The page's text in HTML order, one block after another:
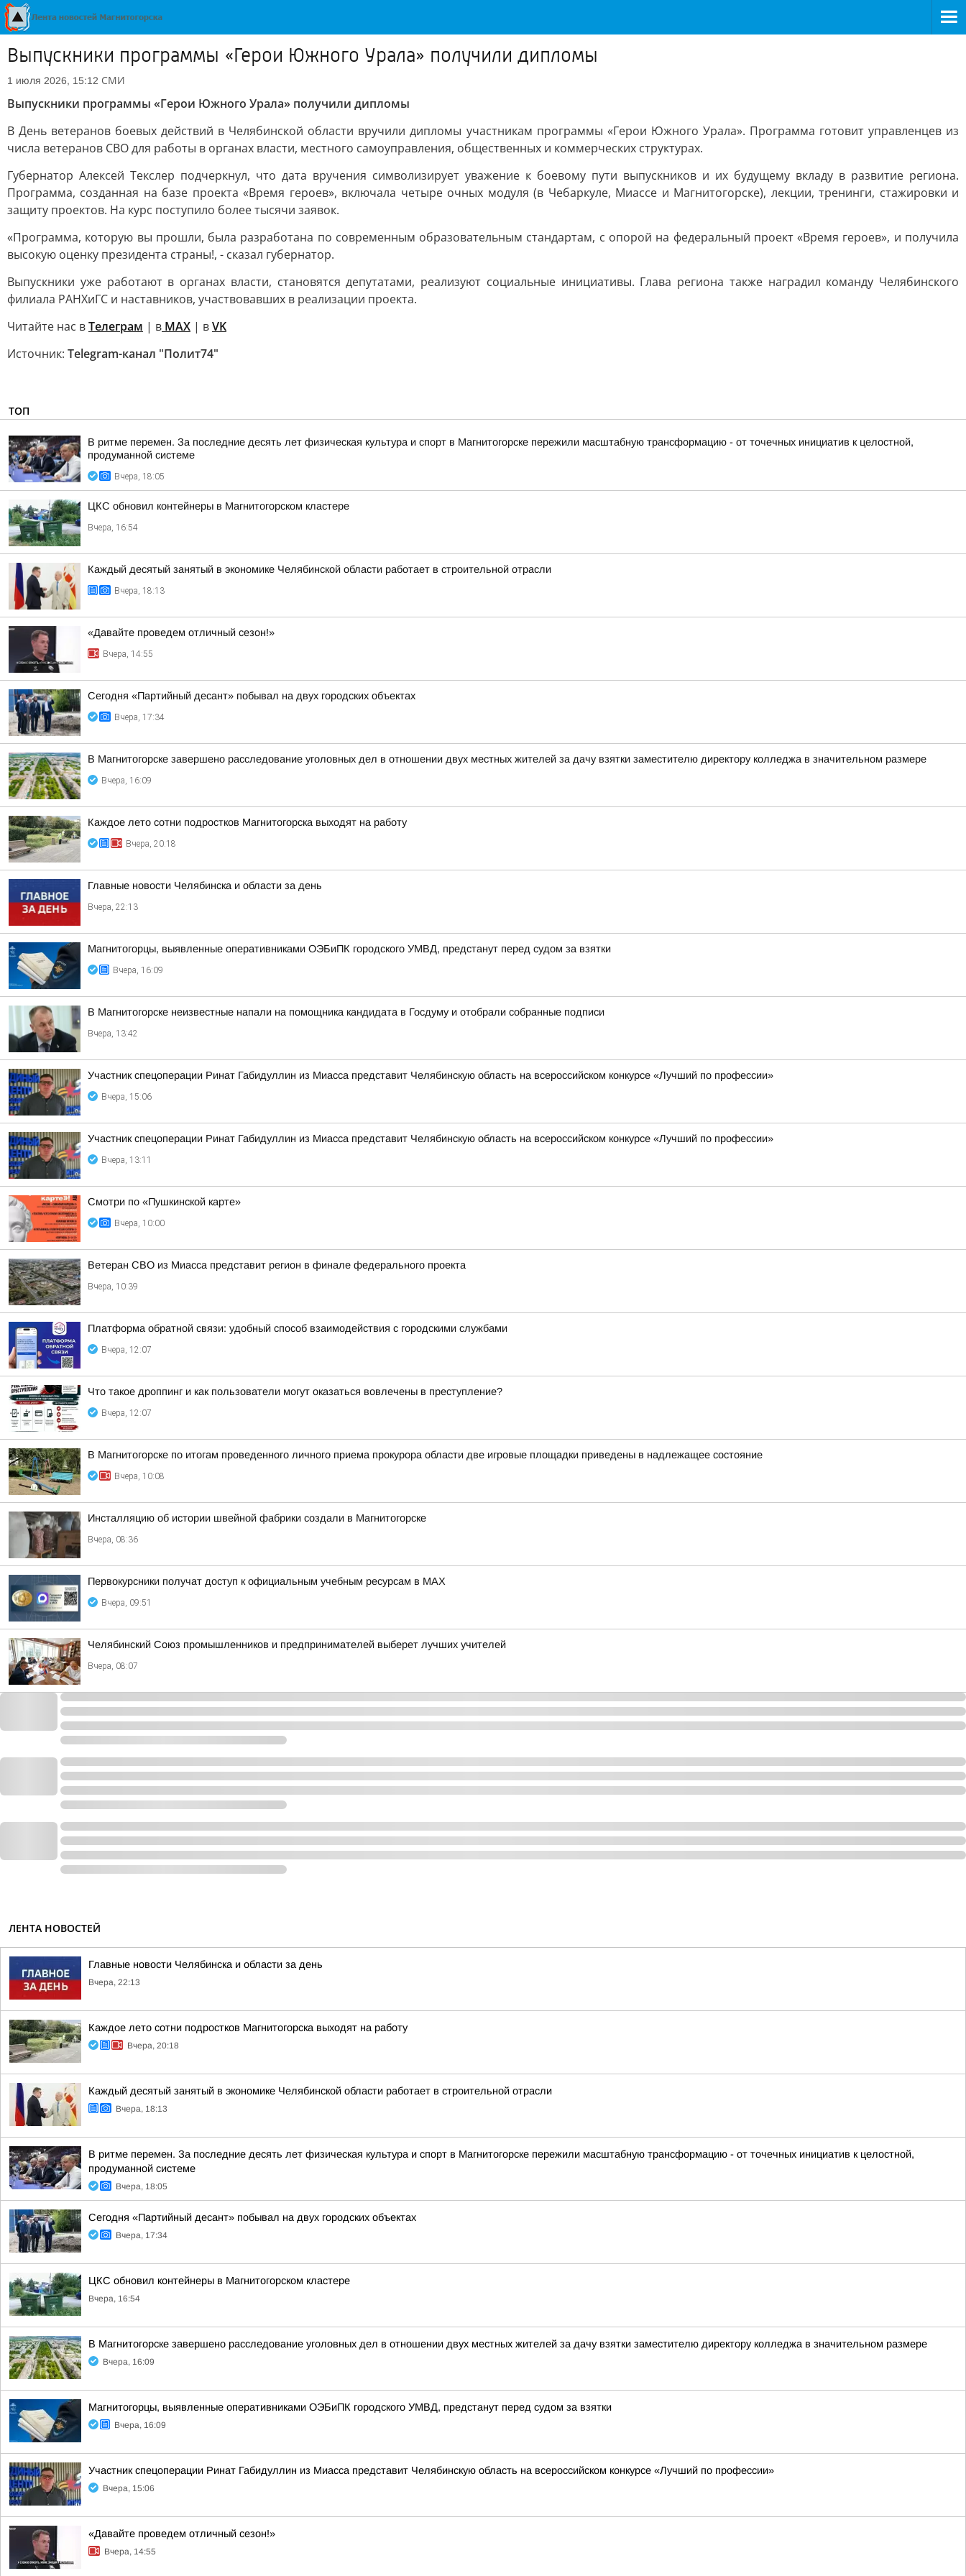
Выпускники программы «Герои Южного Урала» получили дипломы
1 июля 2026, 15:12 СМИ
Выпускники программы «Герои Южного Урала» получили дипломы
В День ветеранов боевых действий в Челябинской области вручили дипломы участникам программы «Герои Южного Урала». Программа готовит управленцев из
числа ветеранов СВО для работы в органах власти, местного самоуправления, общественных и коммерческих структурах.
Губернатор Алексей Текслер подчеркнул, что дата вручения символизирует уважение к боевому пути выпускников и их будущему вкладу в развитие региона.
Программа, созданная на базе проекта «Время героев», включала четыре очных модуля (в Чебаркуле, Миассе и Магнитогорске), лекции, тренинги, стажировки и
защиту проектов. На курс поступило более тысячи заявок.
«Программа, которую вы прошли, была разработана по современным образовательным стандартам, с опорой на федеральный проект «Время героев», и получила
высокую оценку президента страны!, - сказал губернатор.
Выпускники уже работают в органах власти, становятся депутатами, реализуют социальные инициативы. Глава региона также наградил команду Челябинского
филиала РАНХиГС и наставников, участвовавших в реализации проекта.
Читайте нас вТелеграм | в MAX | вVK
Источник: Telegram-канал "Полит74"
ТОП
В ритме перемен. За последние десять лет физическая культура и спорт в Магнитогорске пережили масштабную трансформацию - от точечных инициатив к целостной,
продуманной системе
Вчера, 18:05
ЦКС обновил контейнеры в Магнитогорском кластере
Вчера, 16:54
Каждый десятый занятый в экономике Челябинской области работает в строительной отрасли
Вчера, 18:13
«Давайте проведем отличный сезон!»
Вчера, 14:55
Сегодня «Партийный десант» побывал на двух городских объектах
Вчера, 17:34
В Магнитогорске завершено расследование уголовных дел в отношении двух местных жителей за дачу взятки заместителю директору колледжа в значительном размере
Вчера, 16:09
Каждое лето сотни подростков Магнитогорска выходят на работу
Вчера, 20:18
Главные новости Челябинска и области за день
Вчера, 22:13
Магнитогорцы, выявленные оперативниками ОЭБиПК городского УМВД, предстанут перед судом за взятки
Вчера, 16:09
В Магнитогорске неизвестные напали на помощника кандидата в Госдуму и отобрали собранные подписи
Вчера, 13:42
Участник спецоперации Ринат Габидуллин из Миасса представит Челябинскую область на всероссийском конкурсе «Лучший по профессии»
Вчера, 15:06
Участник спецоперации Ринат Габидуллин из Миасса представит Челябинскую область на всероссийском конкурсе «Лучший по профессии»
Вчера, 13:11
Смотри по «Пушкинской карте»
Вчера, 10:00
Ветеран СВО из Миасса представит регион в финале федерального проекта
Вчера, 10:39
Платформа обратной связи: удобный способ взаимодействия с городскими службами
Вчера, 12:07
Что такое дроппинг и как пользователи могут оказаться вовлечены в преступление?
Вчера, 12:07
В Магнитогорске по итогам проведенного личного приема прокурора области две игровые площадки приведены в надлежащее состояние
Вчера, 10:08
Инсталляцию об истории швейной фабрики создали в Магнитогорске
Вчера, 08:36
Первокурсники получат доступ к официальным учебным ресурсам в MAX
Вчера, 09:51
Челябинский Союз промышленников и предпринимателей выберет лучших учителей
Вчера, 08:07
ЛЕНТА НОВОСТЕЙ
Главные новости Челябинска и области за день
Вчера, 22:13
Каждое лето сотни подростков Магнитогорска выходят на работу
Вчера, 20:18
Каждый десятый занятый в экономике Челябинской области работает в строительной отрасли
Вчера, 18:13
В ритме перемен. За последние десять лет физическая культура и спорт в Магнитогорске пережили масштабную трансформацию - от точечных инициатив к целостной,
продуманной системе
Вчера, 18:05
Сегодня «Партийный десант» побывал на двух городских объектах
Вчера, 17:34
ЦКС обновил контейнеры в Магнитогорском кластере
Вчера, 16:54
В Магнитогорске завершено расследование уголовных дел в отношении двух местных жителей за дачу взятки заместителю директору колледжа в значительном размере
Вчера, 16:09
Магнитогорцы, выявленные оперативниками ОЭБиПК городского УМВД, предстанут перед судом за взятки
Вчера, 16:09
Участник спецоперации Ринат Габидуллин из Миасса представит Челябинскую область на всероссийском конкурсе «Лучший по профессии»
Вчера, 15:06
«Давайте проведем отличный сезон!»
Вчера, 14:55